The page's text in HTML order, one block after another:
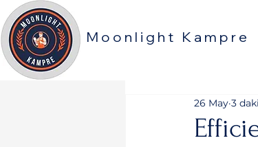
Moonlight Kampre
26 May 3